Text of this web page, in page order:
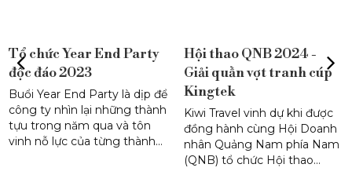
PREVIOUS
Hội thao QNB 2024 -
Giải quần vợt tranh cúp
Kingtek
Kiwi Travel vinh dự khi được
đồng hành cùng Hội Doanh
nhân Quảng Nam phía Nam
Giải Tennis Kỉ niệm 12
năm thành lập Kiwi
Travel
Giải Tennis Kỉ niệm 12 năm
thành lập Kiwi Travel đã được
diễn ra vào ngày 04/11/2023
với sự tham gia của 160 vận
NEXT